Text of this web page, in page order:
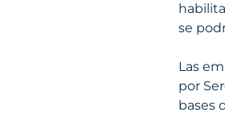
se
Las
por
bases